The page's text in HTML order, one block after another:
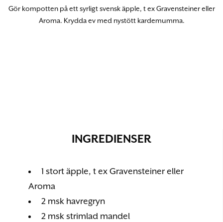
Gör kompotten på ett syrligt svensk äpple, t ex Gravensteiner eller
Aroma. Krydda ev med nystött kardemumma.
INGREDIENSER
1 stort äpple, t ex Gravensteiner eller
Aroma
2 msk havregryn
2 msk strimlad mandel